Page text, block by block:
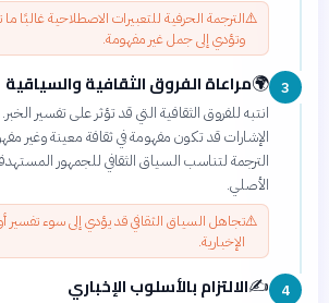
⚠️الترجمة الحرفية للتعبيرات الاصطلاحية غالبًا
وتؤدي إلى جمل غير مفهومة.
3
🌍مراعاة الفروق الثقافية والسياقية
انتبه للفروق الثقافية التي قد تؤثر على تفسير
الإشارات قد تكون مفهومة في ثقافة معينة وغير
الترجمة لتناسب السياق الثقافي للجمهور
الأصلي.
⚠️تجاهل السياق الثقافي قد يؤدي إلى سوء تفسير
الإخبارية.
4
✍️الالتزام بالأسلوب الإخباري